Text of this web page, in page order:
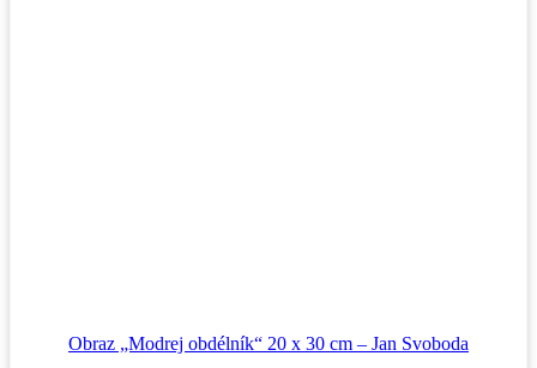
Obraz „Modrej obdélník“ 20 x 30 cm – Jan Svoboda